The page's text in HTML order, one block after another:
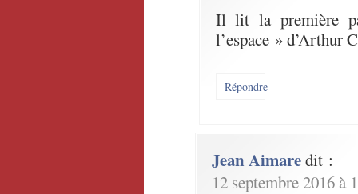
Il lit la première
l’espace » d’Arthur
Répondre
Jean Aimaredit :
12 septembre 2016 à